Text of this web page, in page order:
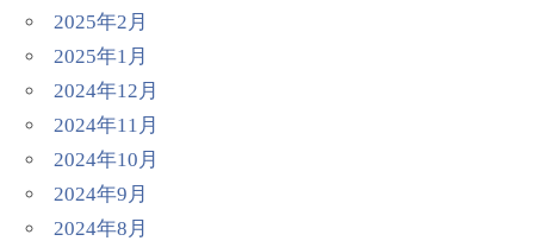
2025年2月
2025年1月
2024年12月
2024年11月
2024年10月
2024年9月
2024年8月